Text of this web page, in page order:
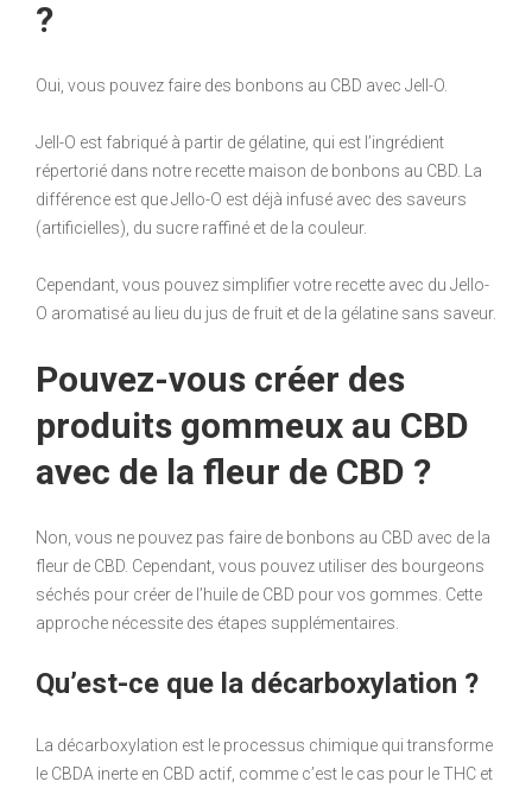
?
Oui, vous pouvez faire des bonbons au CBD avec Jell-O.
Jell-O est fabriqué à partir de gélatine, qui est l’ingrédient
répertorié dans notre recette maison de bonbons au CBD. La
différence est que Jello-O est déjà infusé avec des saveurs
(artificielles), du sucre raffiné et de la couleur.
Cependant, vous pouvez simplifier votre recette avec du Jello-
O aromatisé au lieu du jus de fruit et de la gélatine sans saveur.
Pouvez-vous créer des
produits gommeux au CBD
avec de la fleur de CBD ?
Non, vous ne pouvez pas faire de bonbons au CBD avec de la
fleur de CBD. Cependant, vous pouvez utiliser des bourgeons
séchés pour créer de l’huile de CBD pour vos gommes. Cette
approche nécessite des étapes supplémentaires.
Qu’est-ce que la décarboxylation ?
La décarboxylation est le processus chimique qui transforme
le CBDA inerte en CBD actif, comme c’est le cas pour le THC et